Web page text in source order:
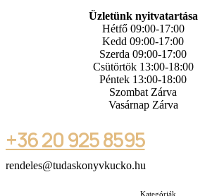
Üzletünk nyitvatartása
Hétfő 09:00-17:00
Kedd 09:00-17:00
Szerda 09:00-17:00
Csütörtök 13:00-18:00
Péntek 13:00-18:00
Szombat Zárva
Vasárnap Zárva
+36 20 925 8595
rendeles@tudaskonyvkucko.hu
Kategóriák